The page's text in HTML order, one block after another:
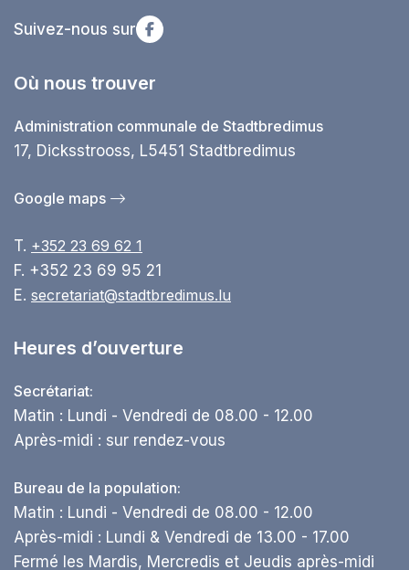
Suivez-nous sur
Où nous trouver
Administration communale de Stadtbredimus
17, Dicksstrooss, L5451 Stadtbredimus
Google maps
T. +352 23 69 62 1
F. +352 23 69 95 21
E. secretariat@stadtbredimus.lu
Heures d’ouverture
Secrétariat:
Matin : Lundi - Vendredi de 08.00 - 12.00
Après-midi : sur rendez-vous
Bureau de la population:
Matin : Lundi - Vendredi de 08.00 - 12.00
Après-midi : Lundi & Vendredi de 13.00 - 17.00
Fermé les Mardis, Mercredis et Jeudis après-midi